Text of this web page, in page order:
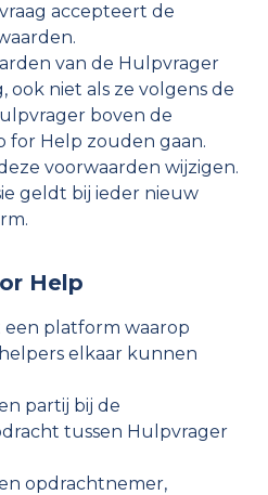
accepteert de
van de Hulpvrager
ook niet als ze volgens de
boven de
for Help zouden gaan.
voorwaarden wijzigen.
geldt bij ieder nieuw
Help
een platform waarop
elkaar kunnen
partij bij de
tussen Hulpvrager
opdrachtnemer,